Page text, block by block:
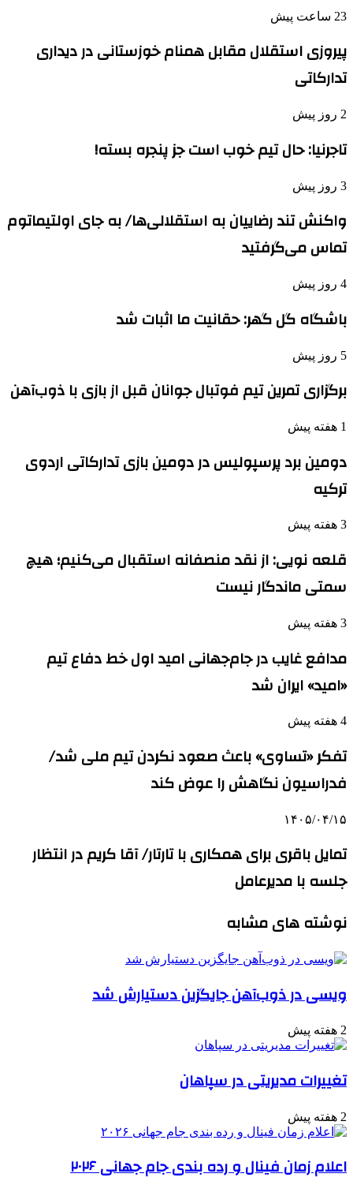
23 ساعت پیش
پیروزی استقلال مقابل همنام خوزستانی در دیداری
تدارکاتی
2 روز پیش
تاجرنیا: حال تیم خوب است جز پنجره بسته!
3 روز پیش
واکنش تند رضاییان به استقلالی‌ها/ به جای اولتیماتوم
تماس می‌گرفتید
4 روز پیش
باشگاه گل گهر: حقانیت ما اثبات شد
5 روز پیش
برگزاری تمرین تیم فوتبال جوانان قبل از بازی با ذوب‌آهن
1 هفته پیش
دومین برد پرسپولیس در دومین بازی تدارکاتی اردوی
ترکیه
3 هفته پیش
قلعه نویی: از نقد منصفانه استقبال می‌کنیم؛ هیچ
سمتی ماندگار نیست
3 هفته پیش
مدافع غایب در جام‌جهانی امید اول خط دفاع تیم
«امید» ایران شد
4 هفته پیش
تفکر «تساوی» باعث صعود نکردن تیم ملی شد/
فدراسیون نگاهش را عوض کند
۱۴۰۵/۰۴/۱۵
تمایل باقری برای همکاری با تارتار/ آقا کریم در انتظار
جلسه با مدیرعامل
نوشته های مشابه
ویسی در ذوب‌آهن جایگزین دستیارش شد
2 هفته پیش
تغییرات مدیریتی در سپاهان
2 هفته پیش
اعلام زمان فینال و رده بندی جام جهانی ۲۰۲۶